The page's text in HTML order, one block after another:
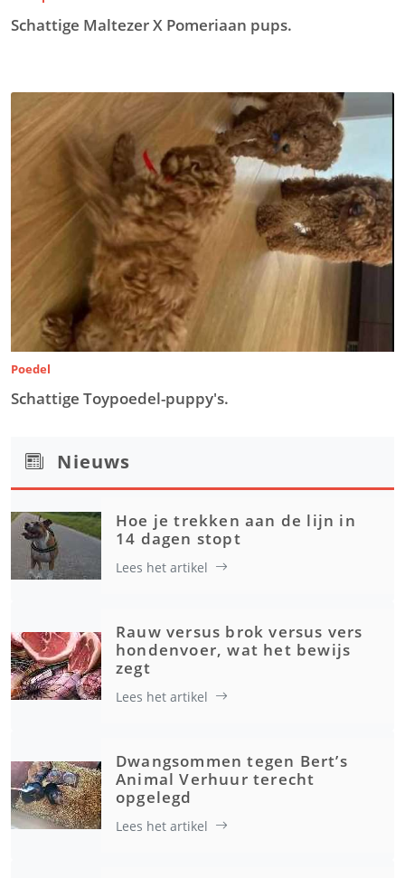
Schattige Maltezer X Pomeriaan pups.
Poedel
Schattige Toypoedel-puppy's.
Nieuws
Hoe je trekken aan de lijn in
14 dagen stopt
Lees het artikel
Rauw versus brok versus vers
hondenvoer, wat het bewijs
zegt
Lees het artikel
Dwangsommen tegen Bert’s
Animal Verhuur terecht
opgelegd
Lees het artikel